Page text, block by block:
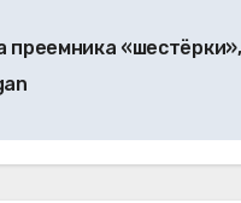
преемника